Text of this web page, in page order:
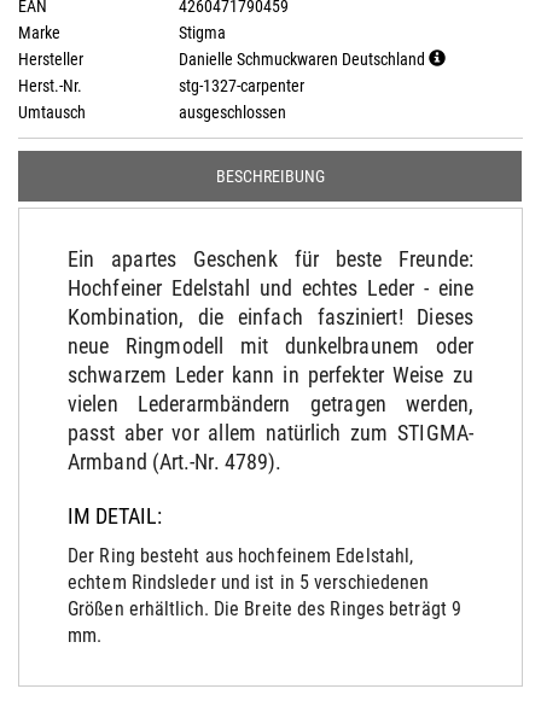
EAN
4260471790459
Marke
Stigma
Hersteller
Danielle Schmuckwaren Deutschland
Herst.-Nr.
stg-1327-carpenter
Umtausch
ausgeschlossen
BESCHREIBUNG
Ein apartes Geschenk für beste Freunde:
Hochfeiner Edelstahl und echtes Leder - eine
Kombination, die einfach fasziniert! Dieses
neue Ringmodell mit dunkelbraunem oder
schwarzem Leder kann in perfekter Weise zu
vielen Lederarmbändern getragen werden,
passt aber vor allem natürlich zum STIGMA-
Armband (Art.-Nr. 4789).
IM DETAIL:
Der Ring besteht aus hochfeinem Edelstahl,
echtem Rindsleder und ist in 5 verschiedenen
Größen erhältlich. Die Breite des Ringes beträgt 9
mm.